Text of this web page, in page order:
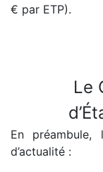
€ par ETP).
Le
En préambule,
d’actualité :